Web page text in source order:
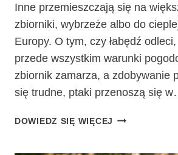
Inne przemieszczają się na
zbiorniki, wybrzeże albo do
Europy. O tym, czy łabędź
przede wszystkim warunki
zbiornik zamarza, a zdobywanie
się trudne, ptaki przenoszą się
DOWIEDZ SIĘ WIĘCEJ CZY